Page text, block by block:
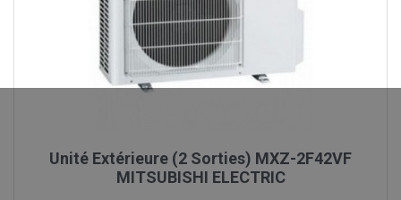
Unité Extérieure (2 Sorties) MXZ-2F42VF
MITSUBISHI ELECTRIC